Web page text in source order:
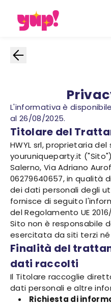
L'informativa è
al 26/08/2025.
Titolare del
HWYL srl, proprietaria
youruniqueparty.it
Salerno, Via Adriano
06279640657, in
dei dati personali degli
fornisce di seguito
del Regolamento UE
Sito non è responsabile
esercitata da siti terzi
Finalità del
dati raccolti
Il Titolare raccoglie
dati personali e altre
Richiesta di